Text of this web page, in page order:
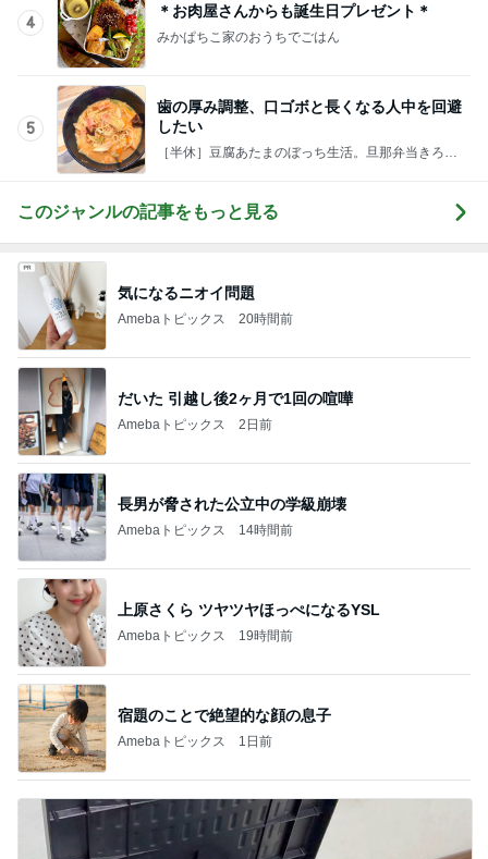
4
＊お肉屋さんからも誕生日プレゼント＊
みかぱちこ家のおうちでごはん
5
歯の厚み調整、口ゴボと長くなる人中を回避
したい
［半休］豆腐あたまのぼっち生活。旦那弁当きろく
このジャンルの記事をもっと見る
気になるニオイ問題
Amebaトピックス 20時間前
だいた 引越し後2ヶ月で1回の喧嘩
Amebaトピックス 2日前
長男が脅された公立中の学級崩壊
Amebaトピックス 14時間前
上原さくら ツヤツヤほっぺになるYSL
Amebaトピックス 19時間前
宿題のことで絶望的な顔の息子
Amebaトピックス 1日前